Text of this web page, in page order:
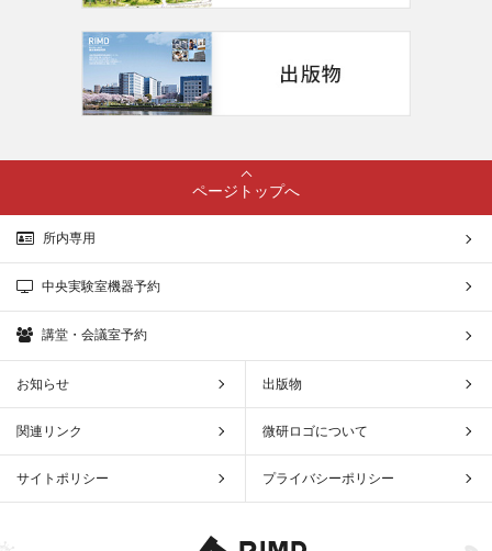
ページトップへ
所内専用
中央実験室機器予約
講堂・会議室予約
お知らせ 出版物
関連リンク 微研ロゴについて
サイトポリシー プライバシーポリシー